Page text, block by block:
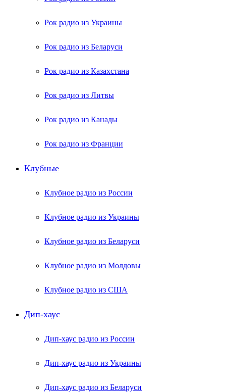
Рок радио из Украины
Рок радио из Беларуси
Рок радио из Казахстана
Рок радио из Литвы
Рок радио из Канады
Рок радио из Франции
Клубные
Клубное радио из России
Клубное радио из Украины
Клубное радио из Беларуси
Клубное радио из Молдовы
Клубное радио из США
Дип-хаус
Дип-хаус радио из России
Дип-хаус радио из Украины
Дип-хаус радио из Беларуси